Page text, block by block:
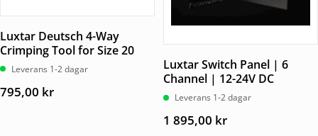
Luxtar Deutsch 4-Way
Crimping Tool for Size 20
Leverans 1-2 dagar
795,00 kr
Luxtar Switch Panel | 6
Channel | 12-24V DC
Leverans 1-2 dagar
1 895,00 kr